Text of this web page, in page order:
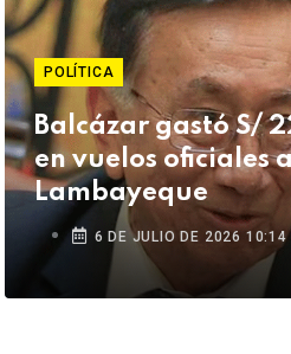
POLÍTICA
Balcázar gastó S/
en vuelos oficiales
Lambayeque
6 DE JULIO DE 2026 10:14